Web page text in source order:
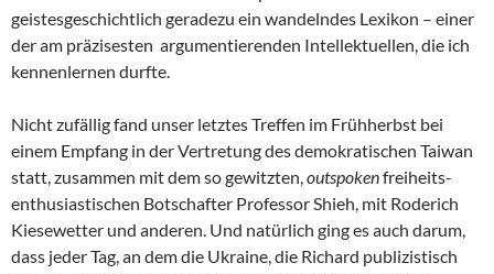
geistesgeschichtlich geradezu ein wandelndes Lexikon – einer
der am präzisesten argumentierenden Intellektuellen, die ich
kennenlernen durfte.
Nicht zufällig fand unser letztes Treffen im Frühherbst bei
einem Empfang in der Vertretung des demokratischen Taiwan
statt, zusammen mit dem so gewitzten,outspokenfreiheits-
enthusiastischen Botschafter Professor Shieh, mit Roderich
Kiesewetter und anderen. Und natürlich ging es auch darum,
dass jeder Tag, an dem die Ukraine, die Richard publizistisch